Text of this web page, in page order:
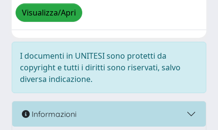
Visualizza/Apri
I documenti in UNITESI sono protetti da
copyright e tutti i diritti sono riservati, salvo
diversa indicazione.
Informazioni